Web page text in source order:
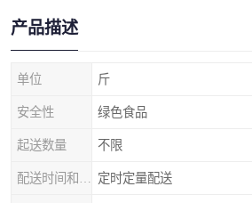
产品描述
单位 斤
安全性 绿色食品
起送数量 不限
定时定量配送